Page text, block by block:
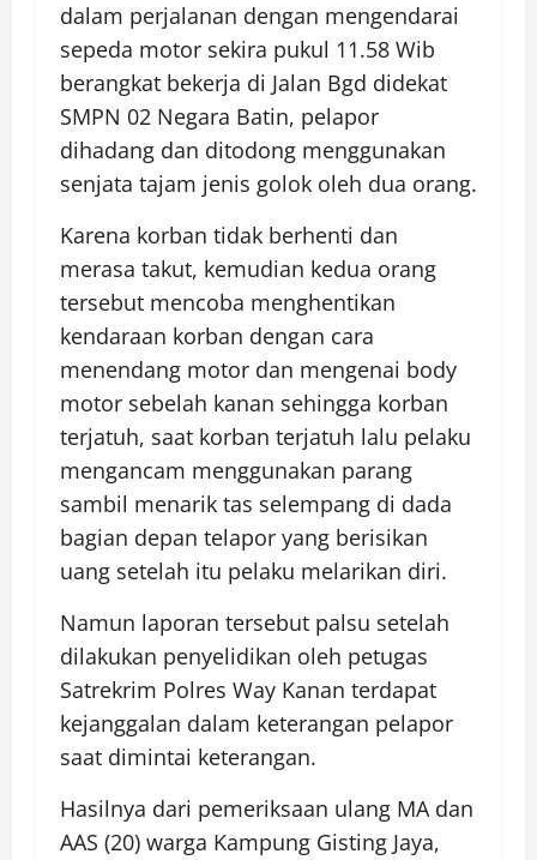
dalam perjalanan dengan mengendarai
sepeda motor sekira pukul 11.58 Wib
berangkat bekerja di Jalan Bgd didekat
SMPN 02 Negara Batin, pelapor
dihadang dan ditodong menggunakan
senjata tajam jenis golok oleh dua orang.
Karena korban tidak berhenti dan
merasa takut, kemudian kedua orang
tersebut mencoba menghentikan
kendaraan korban dengan cara
menendang motor dan mengenai body
motor sebelah kanan sehingga korban
terjatuh, saat korban terjatuh lalu pelaku
mengancam menggunakan parang
sambil menarik tas selempang di dada
bagian depan telapor yang berisikan
uang setelah itu pelaku melarikan diri.
Namun laporan tersebut palsu setelah
dilakukan penyelidikan oleh petugas
Satrekrim Polres Way Kanan terdapat
kejanggalan dalam keterangan pelapor
saat dimintai keterangan.
Hasilnya dari pemeriksaan ulang MA dan
AAS (20) warga Kampung Gisting Jaya,